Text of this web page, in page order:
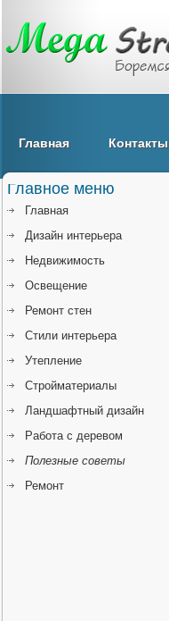
Главная Контакты
Главное меню
Главная
Дизайн интерьера
Недвижимость
Освещение
Ремонт стен
Стили интерьера
Утепление
Стройматериалы
Ландшафтный дизайн
Работа с деревом
Полезные советы
Ремонт